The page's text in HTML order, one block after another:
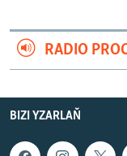
RADIO
BIZI YZARLAŇ